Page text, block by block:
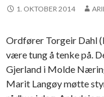
1. OKTOBER 2014
Ordfører Torgeir Dahl
være tung å tenke på.
Gjerland i Molde
Marit Langøy møtte